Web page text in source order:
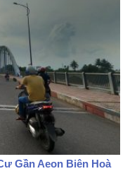
Gần Aeon Biên Hoà